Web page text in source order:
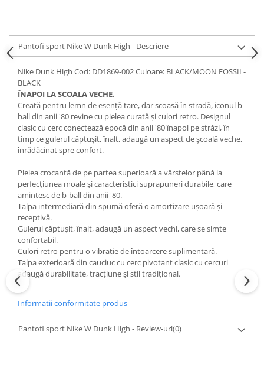
Pantofi sport Nike W Dunk High - Descriere
Nike Dunk High Cod: DD1869-002 Culoare: BLACK/MOON FOSSIL-
BLACK
ÎNAPOI LA SCOALA VECHE.
Creată pentru lemn de esență tare, dar scoasă în stradă, iconul b-
ball din anii '80 revine cu pielea curată și culori retro. Designul
clasic cu cerc conectează epocă din anii '80 înapoi pe străzi, în
timp ce gulerul căptușit, înalt, adaugă un aspect de școală veche,
înrădăcinat spre confort.
Pielea crocantă de pe partea superioară a vârstelor până la
perfecțiunea moale și caracteristici suprapuneri durabile, care
amintesc de b-ball din anii '80.
Talpa intermediară din spumă oferă o amortizare ușoară și
receptivă.
Gulerul căptușit, înalt, adaugă un aspect vechi, care se simte
confortabil.
Culori retro pentru o vibrație de întoarcere suplimentară.
Talpa exterioară din cauciuc cu cerc pivotant clasic cu cercuri
adaugă durabilitate, tracțiune și stil tradițional.
Informatii conformitate produs
Pantofi sport Nike W Dunk High - Review-uri(0)